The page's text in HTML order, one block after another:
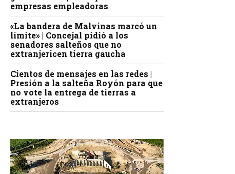
empresas empleadoras
«La bandera de Malvinas marcó un
límite» | Concejal pidió a los
senadores salteños que no
extranjericen tierra gaucha
Cientos de mensajes en las redes |
Presión a la salteña Royón para que
no vote la entrega de tierras a
extranjeros